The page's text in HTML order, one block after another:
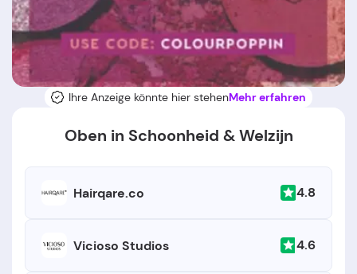
Ihre Anzeige könnte hier stehenMehr erfahren
Oben in Schoonheid & Welzijn
Hairqare.co 4.8
Vicioso Studios 4.6